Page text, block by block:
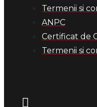
Termenii si
ANPC
Certificat de
Termenii si